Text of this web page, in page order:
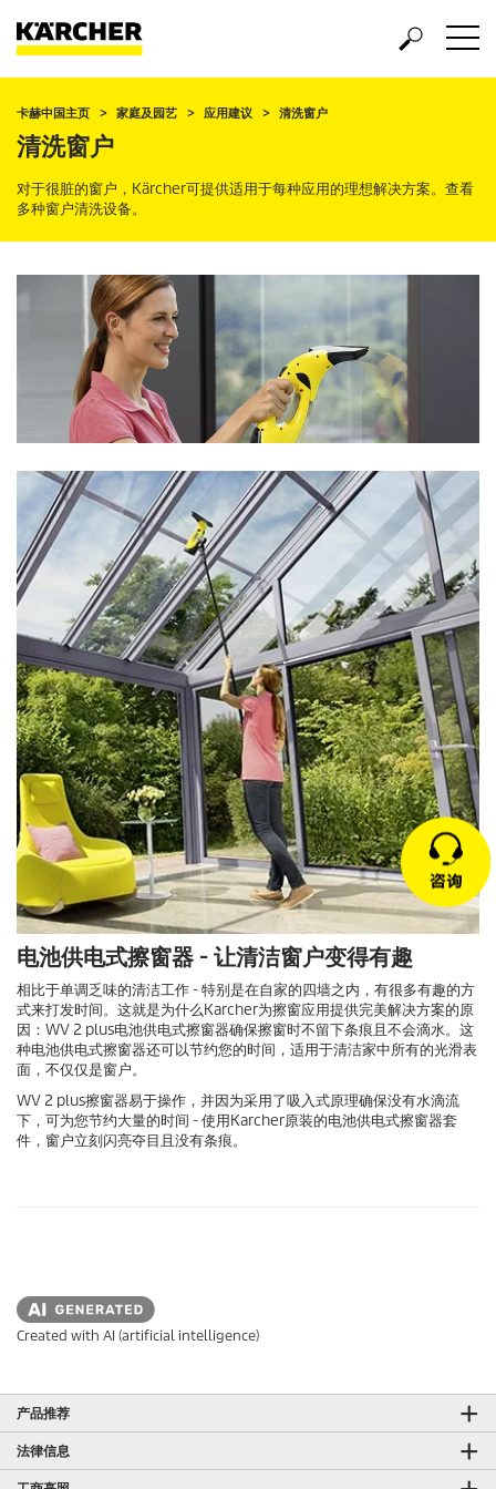
卡赫中国主页 家庭及园艺 应用建议 清洗窗户
清洗窗户
对于很脏的窗户，Kärcher可提供适用于每种应用的理想解决方案。查看
多种窗户清洗设备。
电池供电式擦窗器 - 让清洁窗户变得有趣
相比于单调乏味的清洁工作 - 特别是在自家的四墙之内，有很多有趣的方
式来打发时间。这就是为什么Karcher为擦窗应用提供完美解决方案的原
因：WV 2 plus电池供电式擦窗器确保擦窗时不留下条痕且不会滴水。这
种电池供电式擦窗器还可以节约您的时间，适用于清洁家中所有的光滑表
面，不仅仅是窗户。
WV 2 plus擦窗器易于操作，并因为采用了吸入式原理确保没有水滴流
下，可为您节约大量的时间 - 使用Karcher原装的电池供电式擦窗器套
件，窗户立刻闪亮夺目且没有条痕。
Created with AI (artificial intelligence)
产品推荐
法律信息